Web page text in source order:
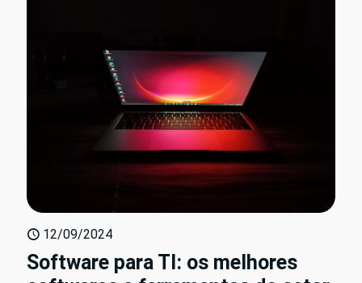
12/09/2024
Software para TI: os melhores